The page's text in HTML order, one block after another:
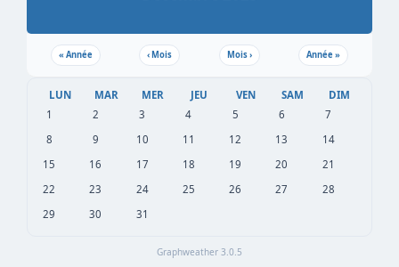
« Année ‹Mois Mois› Année»
LUN MAR MER JEU VEN SAM
DIM
1
2 3 4 5 6
7
8
9 10 11 12 13
14
15
16 17 18 19 20
21
22
23 24 25 26 27
28
29
30 31
Graphweather 3.0.5